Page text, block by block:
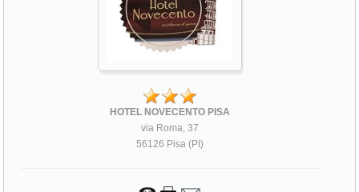
HOTEL NOVECENTO PISA
via Roma, 37
56126 Pisa (PI)